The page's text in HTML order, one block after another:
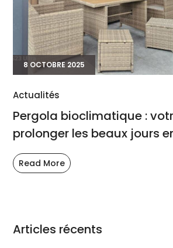
8 OCTOBRE 2025
Actualités
Pergola bioclimatique :
prolonger les beaux jours
Read More
Articles récents